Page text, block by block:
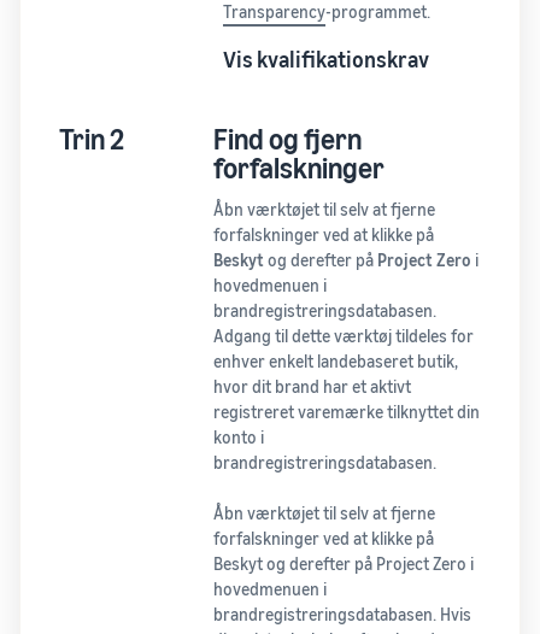
Transparency-programmet.
Vis kvalifikationskrav
Trin 2
Find og fjern
forfalskninger
Åbn værktøjet til selv at fjerne
forfalskninger ved at klikke på
Beskytog derefter på Project Zero i
hovedmenuen i
brandregistreringsdatabasen.
Adgang til dette værktøj tildeles for
enhver enkelt landebaseret butik,
hvor dit brand har et aktivt
registreret varemærke tilknyttet din
konto i
brandregistreringsdatabasen.
Åbn værktøjet til selv at fjerne
forfalskninger ved at klikke på
Beskyt og derefter på Project Zero i
hovedmenuen i
brandregistreringsdatabasen. Hvis